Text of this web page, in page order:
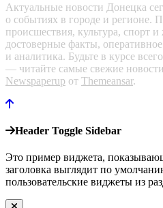
Актуальные новости Донецка
о событиях в городе и регионе.
происшествия, культура, спорт
достоверные факты,
и аналитика. Будьте в курсе
— читайте самые свежие
Newspaperup от Themeansar.
Header Toggle Sidebar
Это пример виджета,
заголовка выглядит по
пользовательские виджеты из